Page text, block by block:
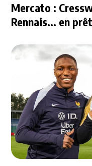
Mercato :
Rennais... en